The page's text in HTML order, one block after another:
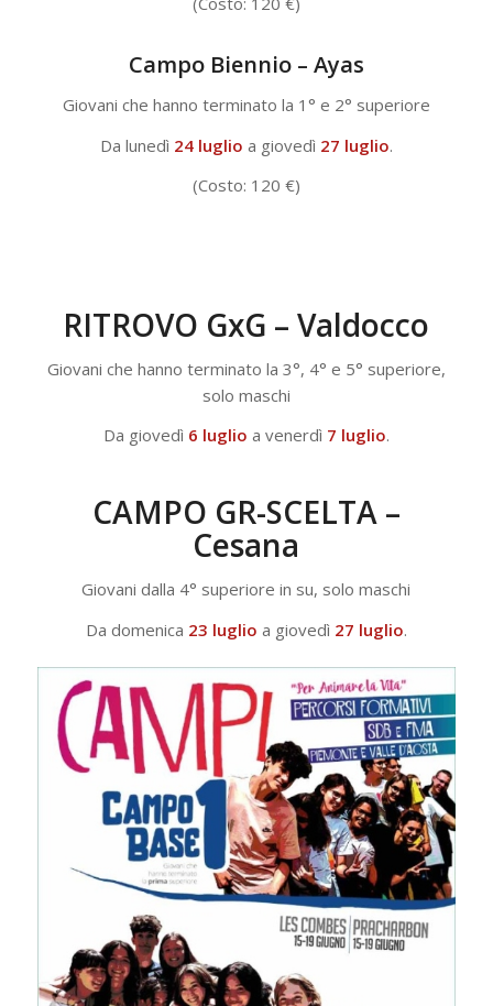
Campo Biennio – Ayas
Giovani che hanno terminato la 1° e 2° superiore
Da lunedì 24 luglio a giovedì 27 luglio.
(Costo: 120 €)
RITROVO GxG –Valdocco
Giovani che hanno terminato la 3°, 4° e 5° superiore,
solo maschi
Da giovedì 6 luglio a venerdì 7 luglio.
CAMPO GR-SCELTA –
Cesana
Giovani dalla 4° superiore in su, solo maschi
Da domenica 23 luglio a giovedì 27 luglio.